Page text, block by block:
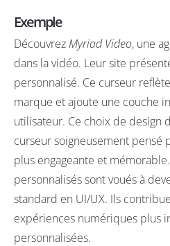
Exemple
DécouvrezMyriad Video, une
dans la vidéo. Leur site
personnalisé. Ce curseur
marque et ajoute une couche
utilisateur. Ce choix de design
curseur soigneusement pensé
plus engageante et
personnalisés sont voués à
standard en UI/UX. Ils
expériences numériques plus
personnalisées.